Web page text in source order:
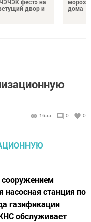
двор и
дома
1655 0 0
насосная станция по
газификации
обслуживает